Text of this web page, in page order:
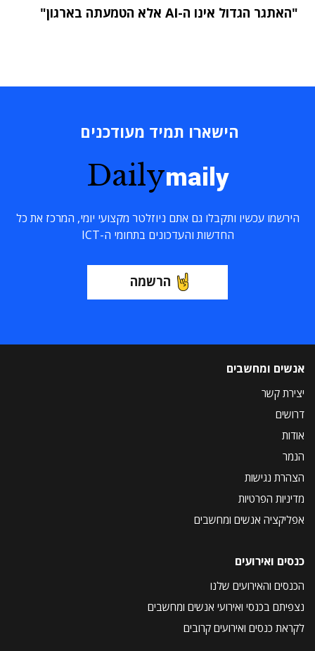
"האתגר הגדול אינו ה-AI אלא הטמעתה בארגון"
הישארו תמיד מעודכנים
Dailymaily
הירשמו עכשיו ותקבלו גם אתם ניוזלטר מקצועי יומי, המרכז את כל
החדשות והעדכונים בתחומי ה-ICT
הרשמה
אנשים ומחשבים
יצירת קשר
דרושים
אודות
הנמר
הצהרת נגישות
מדיניות הפרטיות
אפליקציה אנשים ומחשבים
כנסים ואירועים
הכנסים והאירועים שלנו
נצפיתם בכנסי ואירועי אנשים ומחשבים
לקראת כנסים ואירועים קרובים